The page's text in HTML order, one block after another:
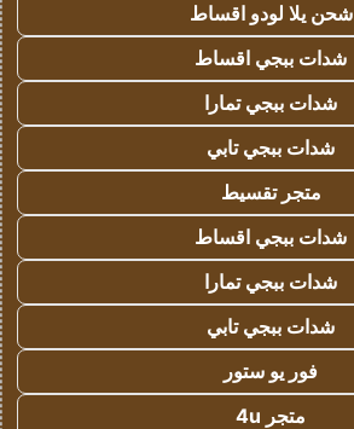
شحن يلا لودو اقساط
شدات ببجي اقساط
شدات ببجي تمارا
شدات ببجي تابي
متجر تقسيط
شدات ببجي اقساط
شدات ببجي تمارا
شدات ببجي تابي
فور يو ستور
متجر 4u